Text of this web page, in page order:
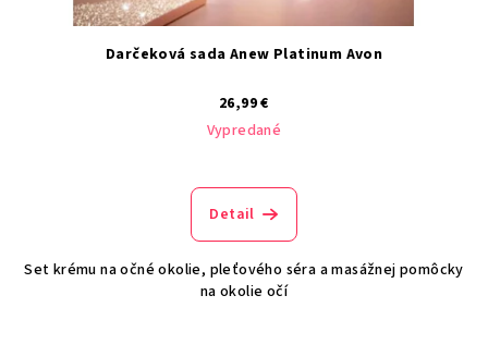
Darčeková sada Anew Platinum Avon
26,99 €
Vypredané
Detail
Set krému na očné okolie, pleťového séra a masážnej pomôcky
na okolie očí